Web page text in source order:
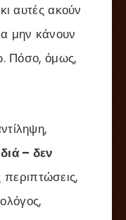
αυτές ακούν
μην κάνουν
Πόσο, όμως,
– δεν